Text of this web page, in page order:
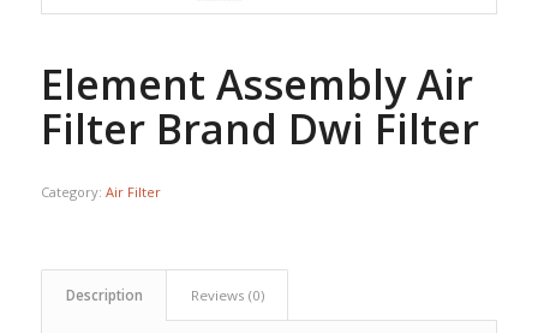
Element Assembly Air
Filter Brand Dwi Filter
Category: Air Filter
Description Reviews (0)